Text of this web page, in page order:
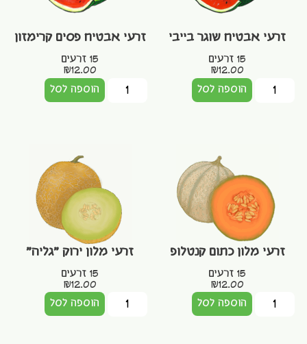
זרעי אבטיח שוגר בייבי
15 זרעים
₪12.00
הוספה לסל
זרעי אבטיח פסים קרימזון
15 זרעים
₪12.00
הוספה לסל
זרעי מלון כתום קנטלופ
15 זרעים
₪12.00
הוספה לסל
זרעי מלון ירוק "גליה"
15 זרעים
₪12.00
הוספה לסל